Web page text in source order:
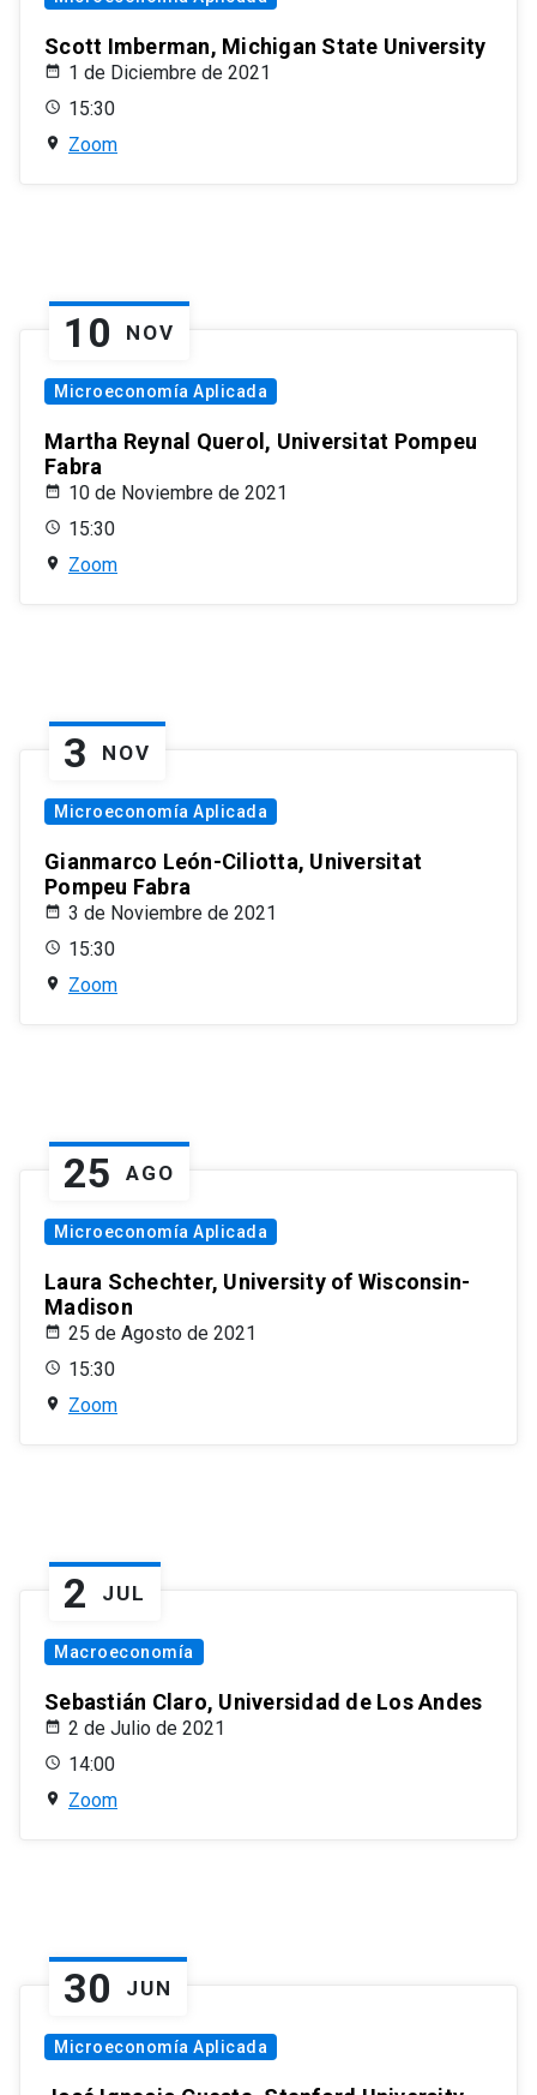
Scott Imberman, Michigan State University
1 de Diciembre de 2021
15:30
Zoom
10 NOV
Microeconomía Aplicada
Martha Reynal Querol, Universitat Pompeu
Fabra
10 de Noviembre de 2021
15:30
Zoom
3 NOV
Microeconomía Aplicada
Gianmarco León-Ciliotta, Universitat
Pompeu Fabra
3 de Noviembre de 2021
15:30
Zoom
25 AGO
Microeconomía Aplicada
Laura Schechter, University of Wisconsin-
Madison
25 de Agosto de 2021
15:30
Zoom
2 JUL
Macroeconomía
Sebastián Claro, Universidad de Los Andes
2 de Julio de 2021
14:00
Zoom
30 JUN
Microeconomía Aplicada